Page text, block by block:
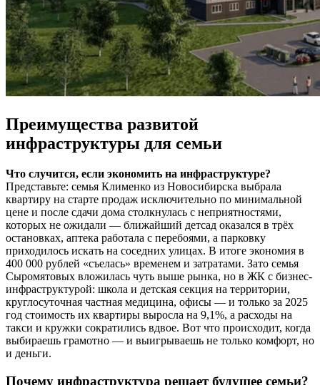
Преимущества развитой
инфраструктуры для семьи
Что случится, если экономить на инфраструктуре?
Представьте: семья Клименко из Новосибирска выбрала
квартиру на старте продаж исключительно по минимальной
цене и после сдачи дома столкнулась с неприятностями,
которых не ожидали — ближайший детсад оказался в трёх
остановках, аптека работала с перебоями, а парковку
приходилось искать на соседних улицах. В итоге экономия в
400 000 рублей «съелась» временем и затратами. Зато семья
Сыромятовых вложилась чуть выше рынка, но в ЖК с бизнес-
инфраструктурой: школа и детская секция на территории,
круглосуточная частная медицина, офисы — и только за 2025
год стоимость их квартиры выросла на 9,1%, а расходы на
такси и кружки сократились вдвое. Вот что происходит, когда
выбираешь грамотно — и выигрываешь не только комфорт, но
и деньги.
Почему инфраструктура решает будущее семьи?